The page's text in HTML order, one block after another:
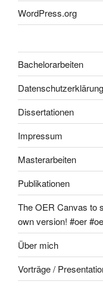
WordPress.org
Bachelorarbeiten
Datenschutzerklärung
Dissertationen
Impressum
Masterarbeiten
Publikationen
The OER Canvas to
own version! #oer
Über mich
Vorträge /